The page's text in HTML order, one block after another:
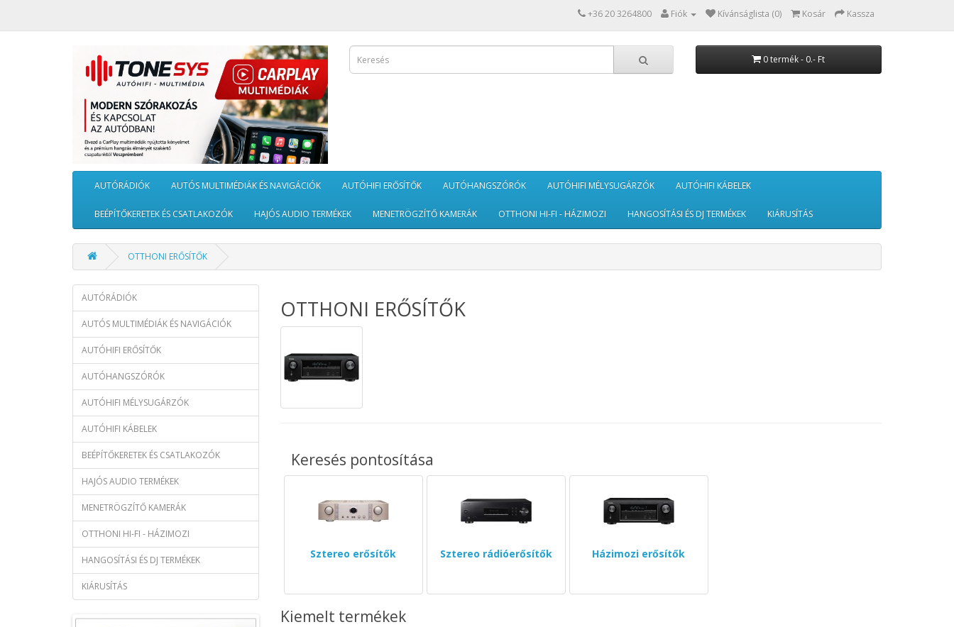
+36 20 3264800 Fiók Kívánságlista (0) Kosár Kassza
0 termék - 0.- Ft
AUTÓRÁDIÓK AUTÓS MULTIMÉDIÁK ÉS NAVIGÁCIÓK AUTÓHIFI ERŐSÍTŐK AUTÓHANGSZÓRÓK AUTÓHIFI MÉLYSUGÁRZÓK AUTÓHIFI KÁBELEK
BEÉPÍTŐKERETEK ÉS CSATLAKOZÓK HAJÓS AUDIO TERMÉKEK MENETRÖGZÍTŐ KAMERÁK OTTHONI HI-FI - HÁZIMOZI HANGOSÍTÁSI ÉS DJ TERMÉKEK KIÁRUSÍTÁS
OTTHONI ERŐSÍTŐK
AUTÓRÁDIÓK
AUTÓS MULTIMÉDIÁK ÉS NAVIGÁCIÓK
AUTÓHIFI ERŐSÍTŐK
AUTÓHANGSZÓRÓK
AUTÓHIFI MÉLYSUGÁRZÓK
AUTÓHIFI KÁBELEK
BEÉPÍTŐKERETEK ÉS CSATLAKOZÓK
HAJÓS AUDIO TERMÉKEK
MENETRÖGZÍTŐ KAMERÁK
OTTHONI HI-FI - HÁZIMOZI
HANGOSÍTÁSI ÉS DJ TERMÉKEK
KIÁRUSÍTÁS
OTTHONI ERŐSÍTŐK
Keresés pontosítása
Sztereo erősítők Sztereo rádióerősítők Házimozi erősítők
Kiemelt termékek